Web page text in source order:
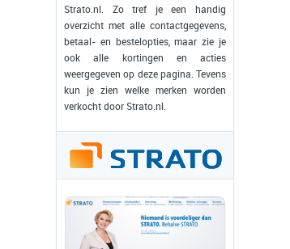
Strato.nl. Zo tref je een handig
overzicht met alle contactgegevens,
betaal- en bestelopties, maar zie je
ook alle kortingen en acties
weergegeven op deze pagina. Tevens
kun je zien welke merken worden
verkocht door Strato.nl.